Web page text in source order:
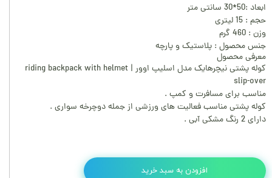
ابعاد :50*30 سانتی متر
حجم : 15 لیتری
وزن : 460 گرم
جنس محصول : پلاستیک و پارچه
معرفی محصول
کوله پشتی نیچرهایک مدل اسلیپ اوور | riding backpack with helmet
slip-over
مناسب برای مسافرت و کمپ .
کوله پشتی مناسب فعالیت های ورزشی از جمله دوچرخه سواری .
دارای 2 رنگ مشکی آبی .
افزودن به سبد خرید